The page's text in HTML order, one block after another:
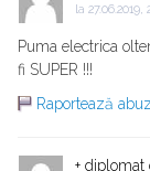
la 27.06.2019,
Puma electrica
fi SUPER !!!
Raportează abuz
+ diplomat